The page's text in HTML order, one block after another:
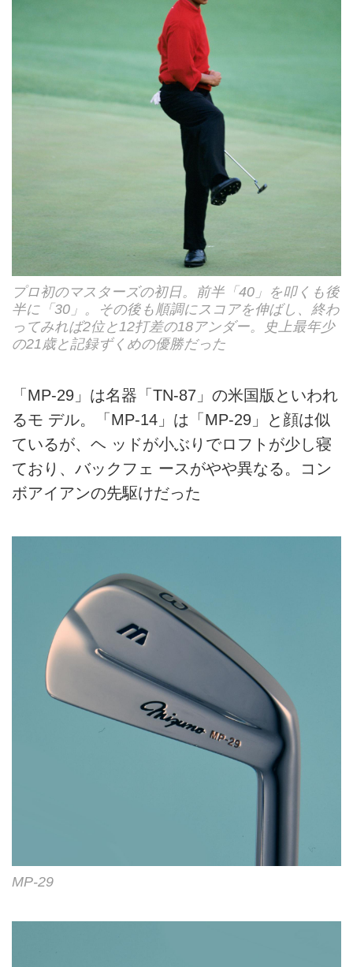
プロ初のマスターズの初日。前半「40」を叩くも後
半に「30」。その後も順調にスコアを伸ばし、終わ
ってみれば2位と12打差の18アンダー。史上最年少
の21歳と記録ずくめの優勝だった
「MP-29」は名器「TN-87」の米国版といわれ
るモ デル。「MP-14」は「MP-29」と顔は似
ているが、ヘ ッドが小ぶりでロフトが少し寝
ており、バックフェ ースがやや異なる。コン
ボアイアンの先駆けだった
MP-29